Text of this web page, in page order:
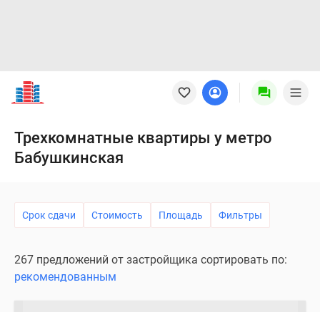
Новостройки
Квартиры
Новостройки
Москвы
Новостройки
Новой
новостройки
Новостройки
Трехкомнатные квартиры у метро
Бабушкинская
Срок сдачи Стоимость Площадь Фильтры
267 предложений от застройщика сортировать по:
рекомендованным